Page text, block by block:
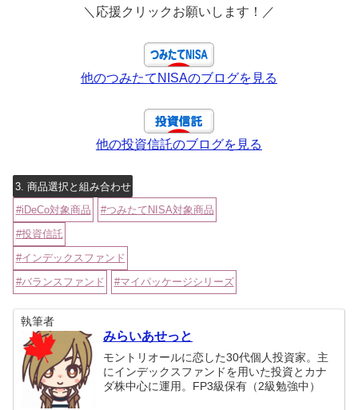
＼応援クリックお願いします！／
他のつみたてNISAのブログを見る
他の投資信託のブログを見る
3. 商品選択と組み合わせ
iDeCo対象商品
つみたてNISA対象商品
投資信託
インデックスファンド
バランスファンド マイパッケージシリーズ
執筆者
みらいあせっと
モントリオールに恋した30代個人投資家。主
にインデックスファンドを用いた投資とカナ
ダ株中心に運用。FP3級保有（2級勉強中）